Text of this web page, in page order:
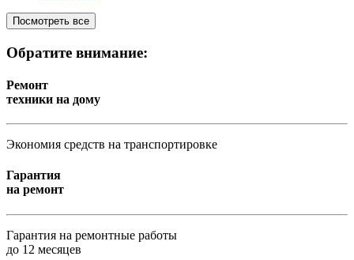
Посмотреть все
Обратите внимание:
Ремонт
техники на дому
Экономия средств на транспортировке
Гарантия
на ремонт
Гарантия на ремонтные работы
до 12 месяцев